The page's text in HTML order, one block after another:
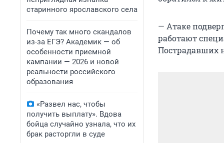
старинного ярославского села
Почему так много скандалов
из-за ЕГЭ? Академик — об
особенности приемной
кампании — 2026 и новой
реальности российского
образования
«Развел нас, чтобы
получить выплату». Вдова
бойца случайно узнала, что их
брак расторгли в суде
— Атаке
работают
Пострадавших